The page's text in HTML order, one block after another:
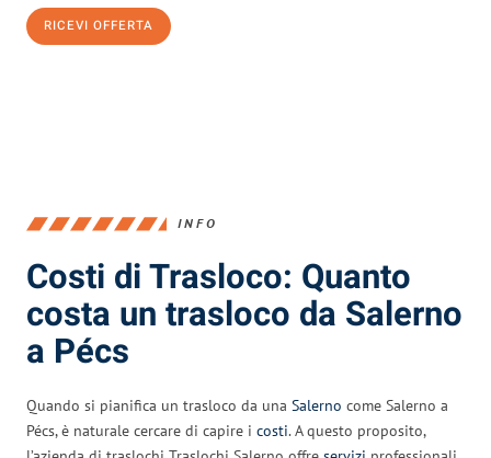
RICEVI OFFERTA
INFO
Costi di Trasloco: Quanto
costa un trasloco da Salerno
a Pécs
Quando si pianifica un trasloco da una Salerno come Salerno a
Pécs, è naturale cercare di capire i costi. A questo proposito,